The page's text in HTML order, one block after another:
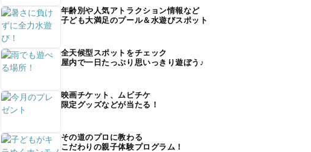
年齢別や人気アトラクション情報など
子ども大満足のプール＆水遊びスポット
全天候型スポットをチェック
屋内で一日たっぷり思いっきり遊ぼう♪
映画チケット、ムビチケ
限定グッズなどが当たる！
その道のプロに教わる
こだわりの親子体験プログラム！